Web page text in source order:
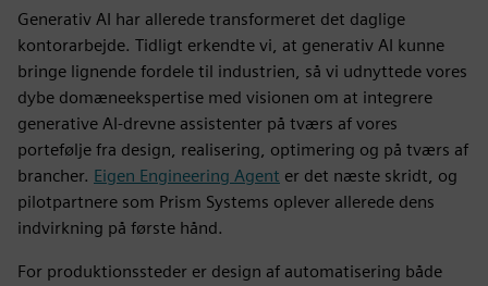
Generativ AI har allerede transformeret det daglige
kontorarbejde. Tidligt erkendte vi, at generativ AI kunne
bringe lignende fordele til industrien, så vi udnyttede vores
dybe domæneekspertise med visionen om at integrere
generative AI-drevne assistenter på tværs af vores
portefølje fra design, realisering, optimering og på tværs af
brancher. Eigen Engineering Agent er det næste skridt, og
pilotpartnere som Prism Systems oplever allerede dens
indvirkning på første hånd.
For produktionssteder er design af automatisering både